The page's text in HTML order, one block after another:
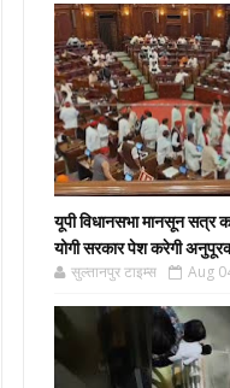
यूपी विधानसभा मानसून सत्र
योगी सरकार पेश करेगी
सुल्तानपुर टाइम्स Aug